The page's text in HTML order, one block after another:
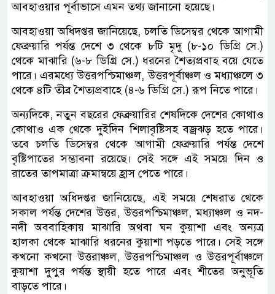
আবহাওয়ার পূর্বাভাসে এমন তথ্য জানানো হয়েছে।
আবহাওয়া অধিদপ্তর জানিয়েছে, চলতি ডিসেম্বর থেকে আগামী
ফেব্রুয়ারি পর্যন্ত দেশে ৩ থেকে ৮টি মৃদু (৮-১০ ডিগ্রি সে.)
থেকে মাঝারি (৬-৮ ডিগ্রি সে.) ধরনের শৈত্যপ্রবাহ বয়ে যেতে
পারে। এরমধ্যে উত্তরপশ্চিমাঞ্চল, উত্তরপূর্বাঞ্চল ও মধ্যাঞ্চলে ৩
থেকে ৪টি তীব্র শৈত্যপ্রবাহে (৪-৬ ডিগ্রি সে.) রূপ নিতে পারে।
অন্যদিকে, নতুন বছরের ফেব্রুয়ারির শেষদিকে দেশের কোথাও
কোথাও এক থেকে দুইদিন শিলাবৃষ্টিসহ বজ্রঝড় হতে পারে।
তবে চলতি ডিসেম্বর থেকে আগামী ফেব্রুয়ারি পর্যন্ত দেশে
বৃষ্টিপাতের সম্ভাবনা রয়েছে। সেই সঙ্গে এই সময়ে দিন ও
রাতের তাপমাত্রা ক্রমান্বয়ে হ্রাস পেতে পারে।
আবহাওয়া অধিদপ্তর জানিয়েছে, এই সময়ে শেষরাত থেকে
সকাল পর্যন্ত দেশের উত্তর, উত্তরপশ্চিমাঞ্চল, মধ্যাঞ্চল ও নদ-
নদী অববাহিকায় মাঝারি অথবা ঘন কুয়াশা এবং অন্যত্র
হালকা থেকে মাঝারি ধরনের কুয়াশা পড়তে পারে। সেই সঙ্গে
কখনো কখনো উত্তরাঞ্চল, উত্তরপশ্চিমাঞ্চল ও উত্তরপূর্বাঞ্চলে
কুয়াশা দুপুর পর্যন্ত স্থায়ী হতে পারে এবং শীতের অনুভূতি
বাড়তে পারে।